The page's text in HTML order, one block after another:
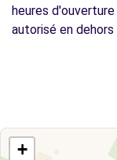
heures
autorisé en
+